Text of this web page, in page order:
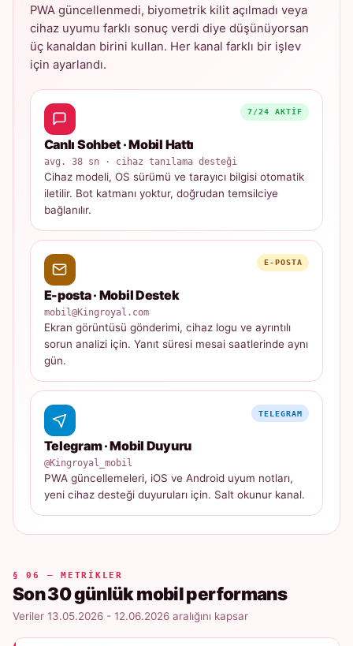
PWA güncellenmedi, biyometrik kilit açılmadı veya
cihaz uyumu farklı sonuç verdi diye düşünüyorsan
üç kanaldan birini kullan. Her kanal farklı bir işlev
için ayarlandı.
7/24 AKTIF
Canlı Sohbet · Mobil Hattı
avg. 38 sn · cihaz tanılama desteği
Cihaz modeli, OS sürümü ve tarayıcı bilgisi otomatik
iletilir. Bot katmanı yoktur, doğrudan temsilciye
bağlanılır.
E-POSTA
E-posta · Mobil Destek
mobil@Kingroyal.com
Ekran görüntüsü gönderimi, cihaz logu ve ayrıntılı
sorun analizi için. Yanıt süresi mesai saatlerinde aynı
gün.
TELEGRAM
Telegram · Mobil Duyuru
@Kingroyal_mobil
PWA güncellemeleri, iOS ve Android uyum notları,
yeni cihaz desteği duyuruları için. Salt okunur kanal.
§ 06 — METRIKLER
Son 30 günlük mobil performans
Veriler 13.05.2026 - 12.06.2026 aralığını kapsar